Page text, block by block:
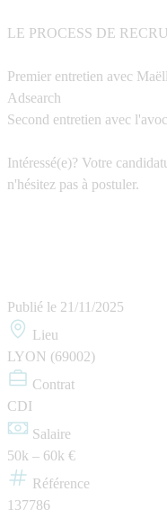
LE PROCESS DE
Premier entretien avec
Adsearch
Second entretien avec
Intéressé(e)? Votre
n'hésitez pas à postuler.
Publié le 21/11/2025
Lieu
LYON (69002)
Contrat
CDI
Salaire
50k – 60k €
Référence
137786